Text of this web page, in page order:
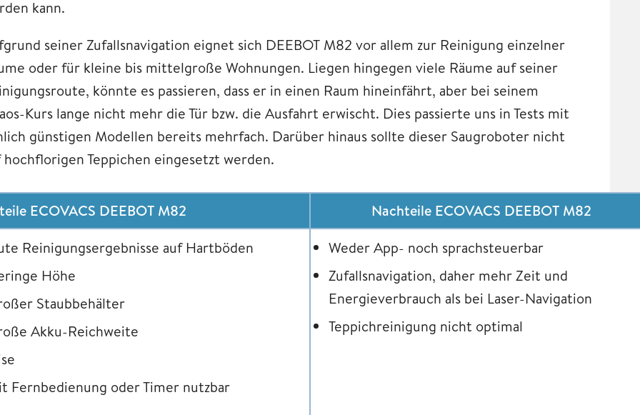
kann.
seiner Zufallsnavigation eignet sich DEEBOT M82 vor allem zur Reinigung einzelner
oder für kleine bis mittelgroße Wohnungen. Liegen hingegen viele Räume auf seiner
könnte es passieren, dass er in einen Raum hineinfährt, aber bei seinem
Kurs lange nicht mehr die Tür bzw. die Ausfahrt erwischt. Dies passierte uns in Tests mit
günstigen Modellen bereits mehrfach. Darüber hinaus sollte dieser Saugroboter nicht
hochflorigen Teppichen eingesetzt werden.
ECOVACS DEEBOT M82
Nachteile ECOVACS DEEBOT M82
Reinigungsergebnisse auf Hartböden
Höhe
Staubbehälter
Akku-Reichweite
Fernbedienung oder Timer nutzbar
Weder App- noch sprachsteuerbar
Zufallsnavigation, daher mehr Zeit und
Energieverbrauch als bei Laser-Navigation
Teppichreinigung nicht optimal